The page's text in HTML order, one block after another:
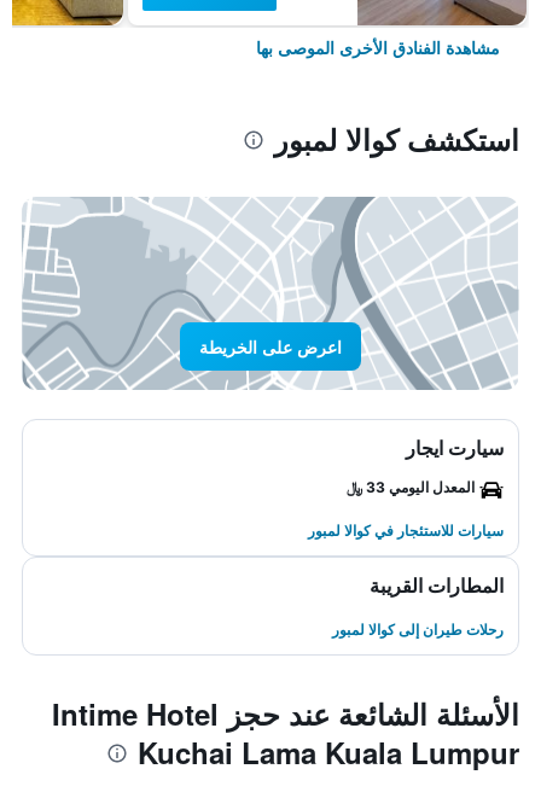
مشاهدة الفنادق الأخرى الموصى بها
استكشف كوالا لمبور
اعرض على الخريطة
سيارت ايجار
المعدل اليومي 33 ﷼
سيارات للاستئجار في كوالا لمبور
المطارات القريبة
رحلات طيران إلى كوالا لمبور
الأسئلة الشائعة عند حجز Intime Hotel
Kuchai Lama Kuala Lumpur